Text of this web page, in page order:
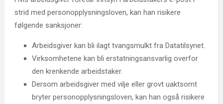
strid med personopplysningsloven, kan han risikere
følgende sanksjoner:
Arbeidsgiver kan bli ilagt tvangsmulkt fra Datatilsynet.
Virksomhetene kan bli erstatningsansvarlig overfor
den krenkende arbeidstaker.
Dersom arbeidsgiver med vilje eller grovt uaktsomt
bryter personopplysningsloven, kan han også risikere